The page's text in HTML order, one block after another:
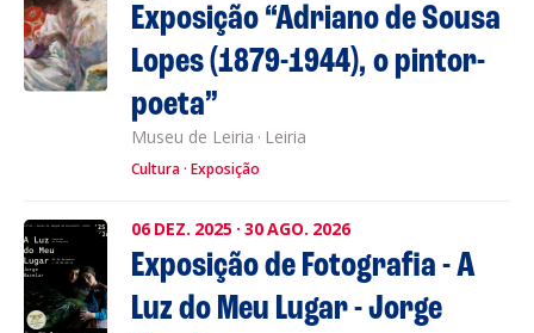
Exposição “Adriano de Sousa
Lopes (1879-1944), o pintor-
poeta”
Museu de Leiria · Leiria
Cultura Exposição
06 DEZ. 2025 · 30AGO. 2026
Exposição de Fotografia - A
Luz do Meu Lugar - Jorge